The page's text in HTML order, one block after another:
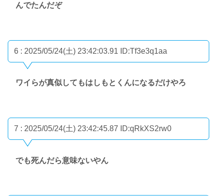
んでたんだぞ
6 : 2025/05/24(土) 23:42:03.91 ID:Tf3e3q1aa
ワイらが真似してもはしもとくんになるだけやろ
7 : 2025/05/24(土) 23:42:45.87 ID:qRkXS2rw0
でも死んだら意味ないやん